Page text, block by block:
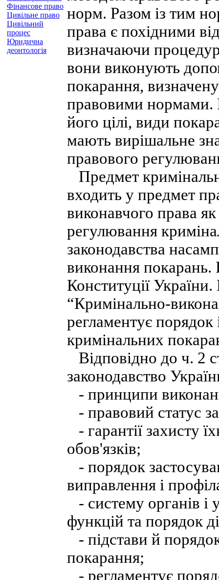
Фінансове право
Цивільне право
Цивільний
процес
Юридична
деонтологія
норм. Разом із тим
права є похідними
визначаючи
вони виконують
покарання,
правовими нормами.
його цілі, види
мають вирішальне
правового
Предмет
входить у предмет
виконавчого права
регулювання
законодавства
виконання покарань.
Конституції
“Кримінально-
регламентує
кримінальних
Відповідно до ч. 2
законодавство
- принципи
- правовий статус
- гарантії захисту
обов'язків;
- порядок
виправлення і
- систему органів і
функцій та порядок
- підстави й
покарання;
- регламентує